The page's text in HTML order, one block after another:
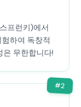
프런키)에서
하여 독창적
은 무한합니다!
#2